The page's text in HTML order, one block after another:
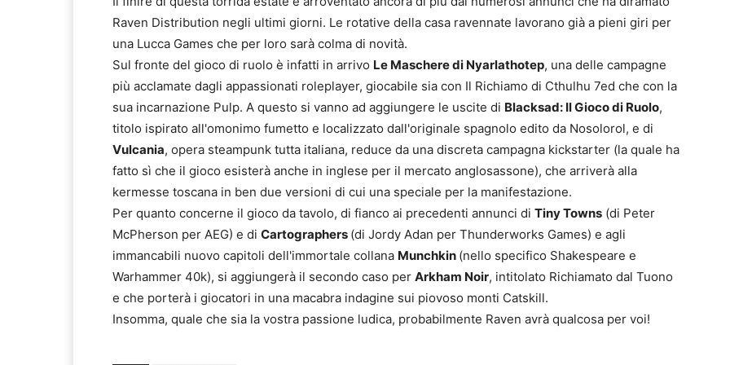
Raven Distribution negli ultimi giorni. Le rotative della casa ravennate lavorano già a pieni giri per
una Lucca Games che per loro sarà colma di novità.
Sul fronte del gioco di ruolo è infatti in arrivo Le Maschere di Nyarlathotep, una delle campagne
più acclamate dagli appassionati roleplayer, giocabile sia con Il Richiamo di Cthulhu 7ed che con la
sua incarnazione Pulp. A questo si vanno ad aggiungere le uscite di Blacksad: Il Gioco di Ruolo,
titolo ispirato all'omonimo fumetto e localizzato dall'originale spagnolo edito da Nosolorol, e di
Vulcania, opera steampunk tutta italiana, reduce da una discreta campagna kickstarter (la quale ha
fatto sì che il gioco esisterà anche in inglese per il mercato anglosassone), che arriverà alla
kermesse toscana in ben due versioni di cui una speciale per la manifestazione.
Per quanto concerne il gioco da tavolo, di fianco ai precedenti annunci di Tiny Towns (di Peter
McPherson per AEG) e di Cartographers (di Jordy Adan per Thunderworks Games) e agli
immancabili nuovo capitoli dell'immortale collana Munchkin (nello specifico Shakespeare e
Warhammer 40k), si aggiungerà il secondo caso per Arkham Noir, intitolato Richiamato dal Tuono
e che porterà i giocatori in una macabra indagine sui piovoso monti Catskill.
Insomma, quale che sia la vostra passione ludica, probabilmente Raven avrà qualcosa per voi!